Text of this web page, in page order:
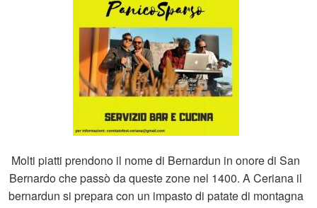
Molti piatti prendono il nome di Bernardun in onore di San
Bernardo che passò da queste zone nel 1400. A Ceriana il
bernardun si prepara con un impasto di patate di montagna